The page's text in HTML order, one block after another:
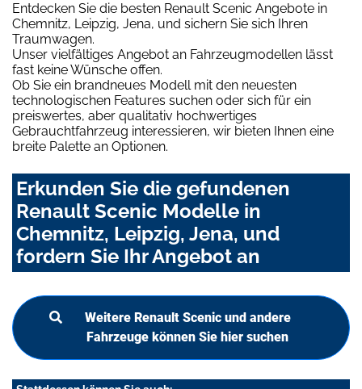
Entdecken Sie die besten Renault Scenic Angebote in
Chemnitz, Leipzig, Jena, und sichern Sie sich Ihren
Traumwagen.
Unser vielfältiges Angebot an Fahrzeugmodellen lässt
fast keine Wünsche offen.
Ob Sie ein brandneues Modell mit den neuesten
technologischen Features suchen oder sich für ein
preiswertes, aber qualitativ hochwertiges
Gebrauchtfahrzeug interessieren, wir bieten Ihnen eine
breite Palette an Optionen.
Erkunden Sie die gefundenen
Renault Scenic Modelle in
Chemnitz, Leipzig, Jena, und
fordern Sie Ihr Angebot an
Weitere Renault Scenic und andere
Fahrzeuge können Sie hier suchen